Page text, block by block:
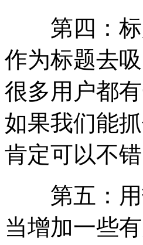
第四：标
作为标题去
很多用户都
如果我们能
肯定可以不
第五：用
当增加一些